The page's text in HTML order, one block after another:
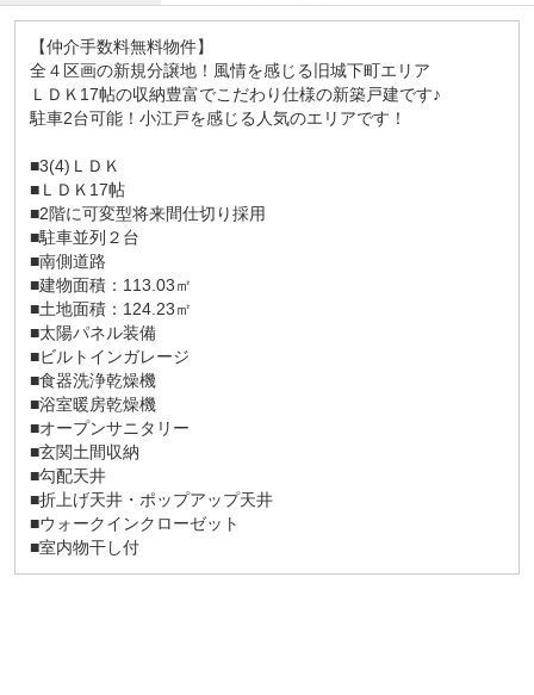
【仲介手数料無料物件】
全４区画の新規分譲地！風情を感じる旧城下町エリア
ＬＤＫ17帖の収納豊富でこだわり仕様の新築戸建です♪
駐車2台可能！小江戸を感じる人気のエリアです！
■3(4)ＬＤＫ
■ＬＤＫ17帖
■2階に可変型将来間仕切り採用
■駐車並列２台
■南側道路
■建物面積：113.03㎡
■土地面積：124.23㎡
■太陽パネル装備
■ビルトインガレージ
■食器洗浄乾燥機
■浴室暖房乾燥機
■オープンサニタリー
■玄関土間収納
■勾配天井
■折上げ天井・ポップアップ天井
■ウォークインクローゼット
■室内物干し付